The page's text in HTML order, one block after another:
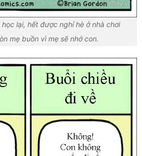
lại, hết được nghỉ hè ở nhà chơi
mẹ buồn vì mẹ sẽ nhớ con.